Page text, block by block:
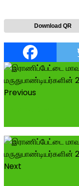
Download QR
Previous
Next